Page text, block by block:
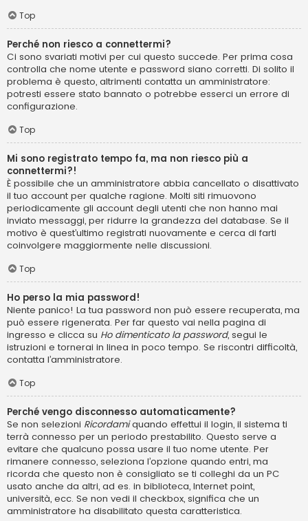
Top
Perché non riesco a connettermi?
Ci sono svariati motivi per cui questo succede. Per prima cosa
controlla che nome utente e password siano corretti. Di solito il
problema è questo, altrimenti contatta un amministratore:
potresti essere stato bannato o potrebbe esserci un errore di
configurazione.
Top
Mi sono registrato tempo fa, ma non riesco più a
connettermi?!
È possibile che un amministratore abbia cancellato o disattivato
il tuo account per qualche ragione. Molti siti rimuovono
periodicamente gli account degli utenti che non hanno mai
inviato messaggi, per ridurre la grandezza del database. Se il
motivo è quest’ultimo registrati nuovamente e cerca di farti
coinvolgere maggiormente nelle discussioni.
Top
Ho perso la mia password!
Niente panico! La tua password non può essere recuperata, ma
può essere rigenerata. Per far questo vai nella pagina di
ingresso e clicca su Ho dimenticato la password, segui le
istruzioni e tornerai in linea in poco tempo. Se riscontri difficoltà,
contatta l’amministratore.
Top
Perché vengo disconnesso automaticamente?
Se non selezioni Ricordamiquando effettui il login, il sistema ti
terrà connesso per un periodo prestabilito. Questo serve a
evitare che qualcuno possa usare il tuo nome utente. Per
rimanere connesso, seleziona l’opzione quando entri, ma
ricorda che questo non è consigliato se ti colleghi da un PC
usato anche da altri, ad es. in biblioteca, Internet point,
università, ecc. Se non vedi il checkbox, significa che un
amministratore ha disabilitato questa caratteristica.